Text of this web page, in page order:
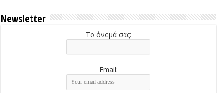
Newsletter
Το όνομά σας:
Email: